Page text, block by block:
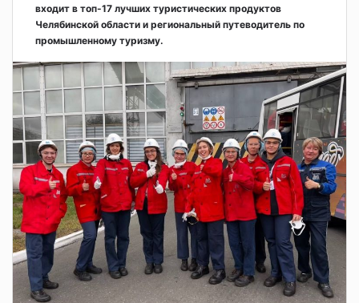
входит в топ-17 лучших туристических продуктов
Челябинской области и региональный путеводитель по
промышленному туризму.